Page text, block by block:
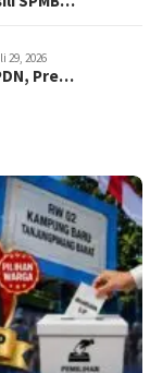
29, 2026
Pre…